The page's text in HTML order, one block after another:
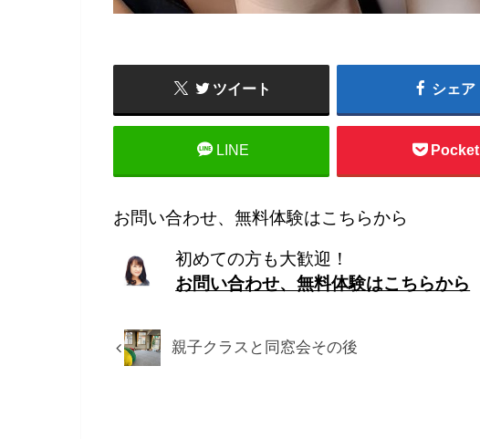
ツイート シェア
LINE Pocket
お問い合わせ、無料体験はこちらから
初めての方も大歓迎！
お問い合わせ、無料体験はこちらから
親子クラスと同窓会その後